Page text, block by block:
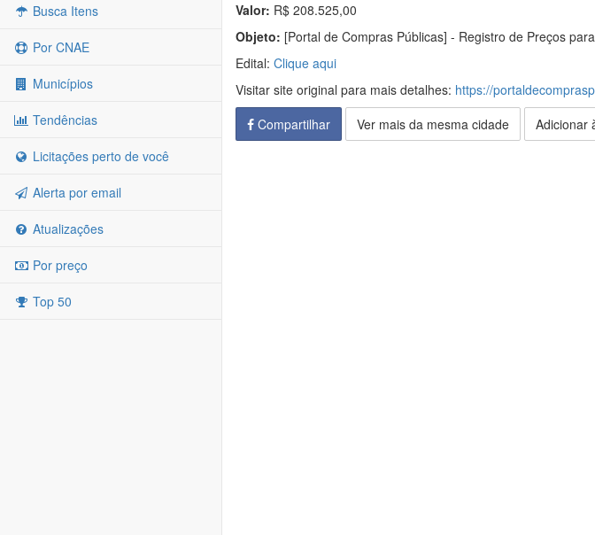
Busca Itens
Por CNAE
Municípios
Tendências
Licitações perto de você
Alerta por email
Atualizações
Por preço
Top 50
Valor: R$ 208.525,00
Objeto: [Portal de Compras Públicas] - Registro de Preços
Edital: Clique aqui
Visitar site original para mais detalhes: https://
Compartilhar
Ver mais da mesma cidade Adicionar